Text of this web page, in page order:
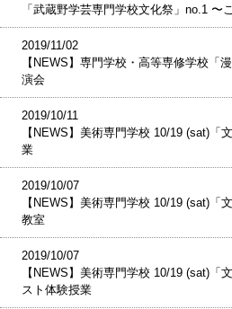
「武蔵野学芸専門学校文化祭」no.1 〜
2019/11/02
【NEWS】専門学校・高等専修学校「
演会
2019/10/11
【NEWS】美術専門学校 10/19 (sat)「
業
2019/10/07
【NEWS】美術専門学校 10/19 (sat)「
教室
2019/10/07
【NEWS】美術専門学校 10/19 (sat)「
スト体験授業